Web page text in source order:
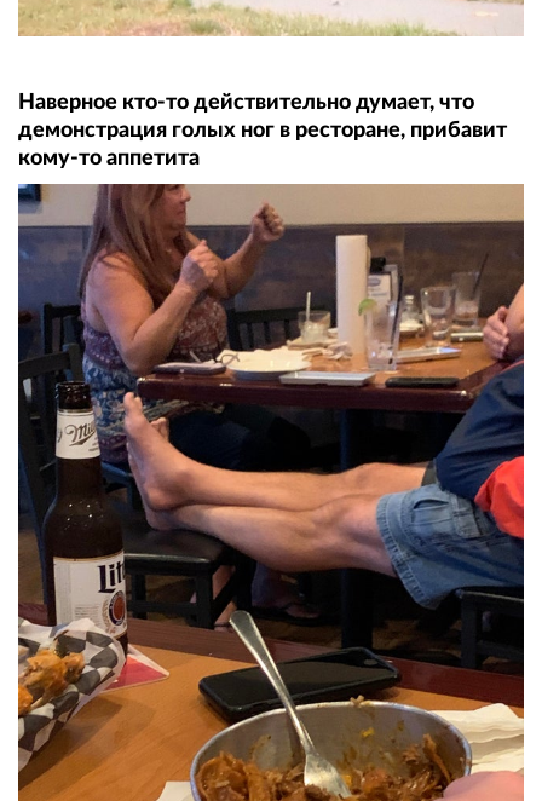
Наверное кто-то действительно думает, что
демонстрация голых ног в ресторане, прибавит
кому-то аппетита